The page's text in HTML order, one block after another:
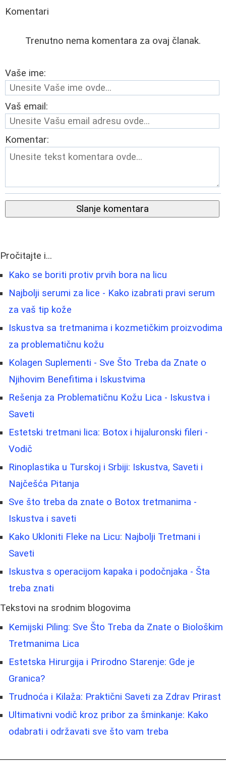
Komentari
Trenutno nema komentara za ovaj članak.
Vaše ime:
Vaš email:
Komentar:
Slanje komentara
Pročitajte i...
Kako se boriti protiv prvih bora na licu
Najbolji serumi za lice - Kako izabrati pravi serum
za vaš tip kože
Iskustva sa tretmanima i kozmetičkim proizvodima
za problematičnu kožu
Kolagen Suplementi - Sve Što Treba da Znate o
Njihovim Benefitima i Iskustvima
Rešenja za Problematičnu Kožu Lica - Iskustva i
Saveti
Estetski tretmani lica: Botox i hijaluronski fileri -
Vodič
Rinoplastika u Turskoj i Srbiji: Iskustva, Saveti i
Najčešća Pitanja
Sve što treba da znate o Botox tretmanima -
Iskustva i saveti
Kako Ukloniti Fleke na Licu: Najbolji Tretmani i
Saveti
Iskustva s operacijom kapaka i podočnjaka - Šta
treba znati
Tekstovi na srodnim blogovima
Kemijski Piling: Sve Što Treba da Znate o Biološkim
Tretmanima Lica
Estetska Hirurgija i Prirodno Starenje: Gde je
Granica?
Trudnoća i Kilaža: Praktični Saveti za Zdrav Prirast
Ultimativni vodič kroz pribor za šminkanje: Kako
odabrati i održavati sve što vam treba